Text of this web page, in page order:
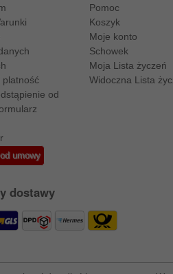
platność
od
umowy
Pomoc
Koszyk
Moje konto
Schowek
Moja Lista życzeń
Widoczna Lista
dostawy